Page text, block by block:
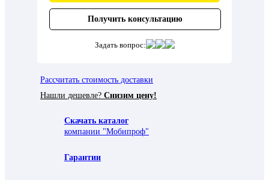
Получить консультацию
Задать вопрос:
Рассчитать стоимость доставки
Нашли дешевле? Снизим цену!
Скачать каталог
компании "Мобипроф"
Гарантии